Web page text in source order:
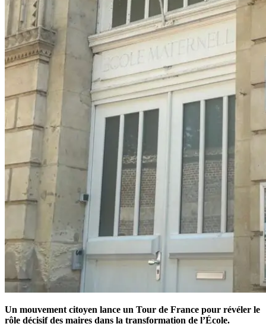
Un mouvement citoyen lance un Tour de France pour révéler le
rôle décisif des maires dans la transformation de l’École.